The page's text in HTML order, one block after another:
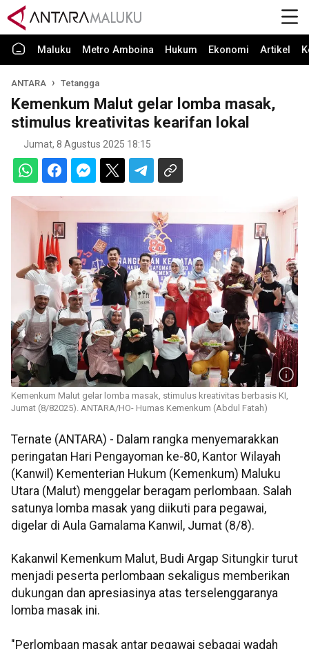
Maluku Metro Amboina Hukum Ekonomi Artikel
ANTARA Tetangga
Kemenkum Malut gelar lomba masak,
stimulus kreativitas kearifan lokal
Jumat, 8 Agustus 2025 18:15
Kemenkum Malut gelar lomba masak, stimulus kreativitas berbasis KI,
Jumat (8/82025). ANTARA/HO- Humas Kemenkum (Abdul Fatah)
Ternate (ANTARA) - Dalam rangka menyemarakkan
peringatan Hari Pengayoman ke-80, Kantor Wilayah
(Kanwil) Kementerian Hukum (Kemenkum) Maluku
Utara (Malut) menggelar beragam perlombaan. Salah
satunya lomba masak yang diikuti para pegawai,
digelar di Aula Gamalama Kanwil, Jumat (8/8).
Kakanwil Kemenkum Malut, Budi Argap Situngkir turut
menjadi peserta perlombaan sekaligus memberikan
dukungan dan apresiasinya atas terselenggaranya
lomba masak ini.
"Perlombaan masak antar pegawai sebagai wadah